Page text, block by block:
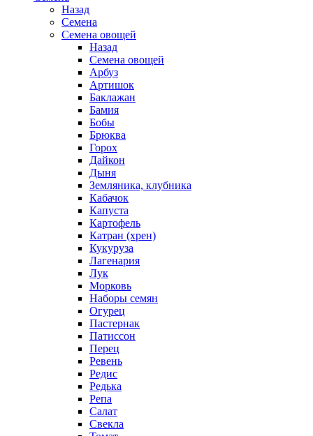
Назад
Семена
Семена овощей
Назад
Семена овощей
Арбуз
Артишок
Баклажан
Бамия
Бобы
Брюква
Горох
Дайкон
Дыня
Земляника, клубника
Кабачок
Капуста
Картофель
Катран (хрен)
Кукуруза
Лагенария
Лук
Морковь
Наборы семян
Огурец
Пастернак
Патиссон
Перец
Ревень
Редис
Редька
Репа
Салат
Свекла